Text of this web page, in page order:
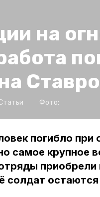
на
Фото:
погибло при
самое крупное
солдат